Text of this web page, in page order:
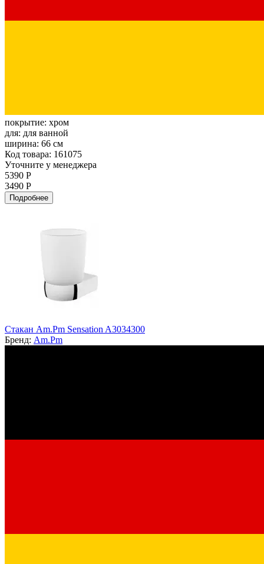
покрытие: хром
для: для ванной
ширина: 66 см
Код товара: 161075
Уточните у менеджера
5390 Р
3490 Р
Подробнее
Стакан Am.Pm Sensation A3034300
Бренд: Am.Pm